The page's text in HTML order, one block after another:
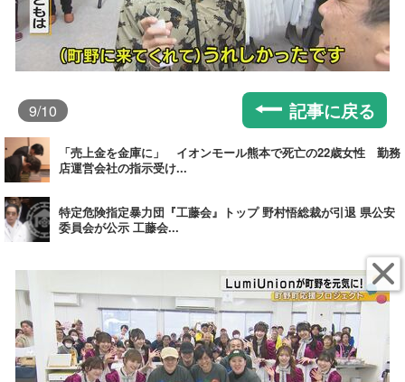
9/10 記事に戻る
「売上金を金庫に」 イオンモール熊本で死亡の22歳女性 勤務
店運営会社の指示受け...
特定危険指定暴力団『工藤会』トップ 野村悟総裁が引退 県公安
委員会が公示 工藤会...